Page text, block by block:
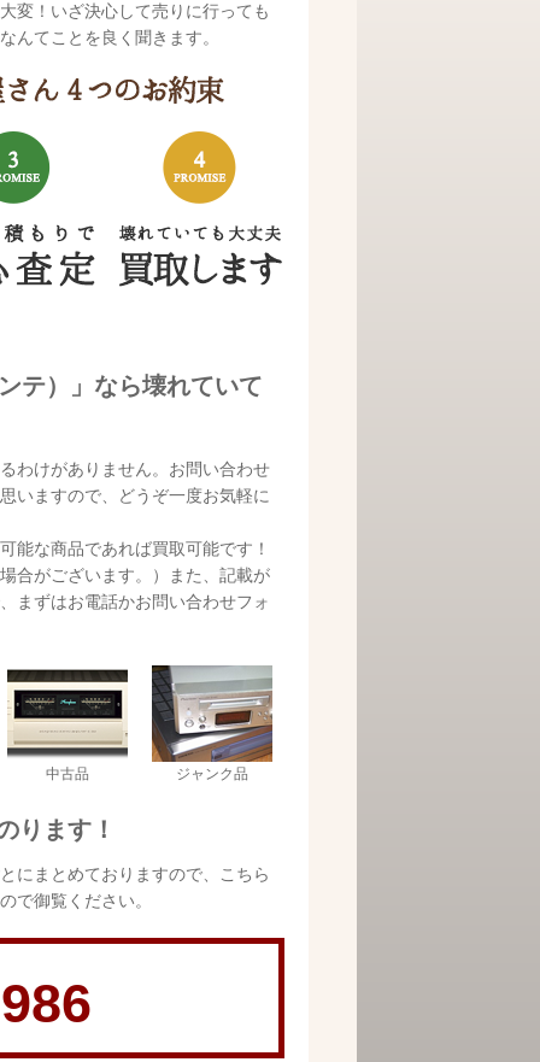
変！いざ決心して売りに行っても
んてことを良く聞きます。
テ）」なら壊れていて
わけがありません。お問い合わせ
いますので、どうぞ一度お気軽に
能な商品であれば買取可能です！
合がございます。）また、記載が
まずはお電話かお問い合わせフォ
中古品 ジャンク品
ります！
にまとめておりますので、こちら
で御覧ください。